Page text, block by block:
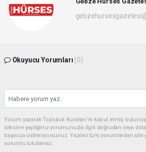
Okuyucu Yorumları (0)
Yorum yazarak Topluluk Kuralları’nı kabul etmiş
sitesine yaptığınız yorumunuzla ilgili doğrudan veya
başınıza üstleniyorsunuz. Yazılan tüm yorumlardan
sorumlu tutulamaz.